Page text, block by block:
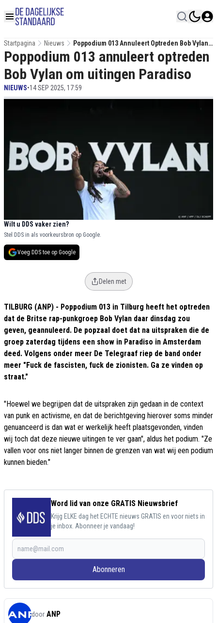
Startpagina Nieuws
Poppodium 013 Annuleert Optreden Bob Vylan
Om Uitingen Paradiso
Poppodium 013 annuleert optreden
Bob Vylan om uitingen Paradiso
NIEUWS•14 SEP 2025, 17:59
Wilt u DDS vaker zien?
Stel DDS in als voorkeursbron op Google.
Voeg DDS toe op Google
Delen met
TILBURG (ANP) - Poppodium 013 in Tilburg heeft het optreden
dat de Britse rap-punkgroep Bob Vylan daar dinsdag zou
geven, geannuleerd. De popzaal doet dat na uitspraken die de
groep zaterdag tijdens een show in Paradiso in Amsterdam
deed. Volgens onder meer De Telegraaf riep de band onder
meer "Fuck de fascisten, fuck de zionisten. Ga ze vinden op
straat."
"Hoewel we begrijpen dat de uitspraken zijn gedaan in de context
van punk en activisme, en dat de berichtgeving hierover soms minder
genuanceerd is dan wat er werkelijk heeft plaatsgevonden, vinden
wij toch dat deze nieuwe uitingen te ver gaan", aldus het podium. "Ze
vallen voor ons niet langer binnen de grenzen van wat wij een podium
kunnen bieden."
Word lid van onze GRATIS Nieuwsbrief
Krijg ELKE dag het ECHTE nieuws GRATIS en voor niets in
je inbox. Abonneer je vandaag!
Abonneren
door ANP